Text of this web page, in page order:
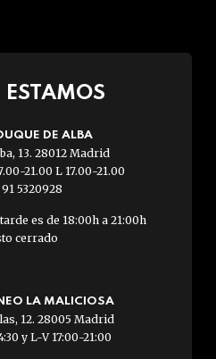
ESTAMOS
DE ALBA
13. 28012 Madrid
21.00 L 17.00-21.00
5320928
es de 18:00h a 21:00h
cerrado
LA MALICIOSA
12. 28005 Madrid
y L-V 17:00-21:00